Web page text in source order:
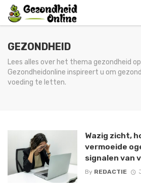
GEZONDHEID
Lees alles over het thema gezondheid
Gezondheidonline inspireert u om
voeding te letten.
Wazig zicht,
vermoeide
signalen van
By REDACTIE